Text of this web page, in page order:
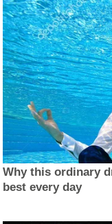
Why this ordinary
best every day